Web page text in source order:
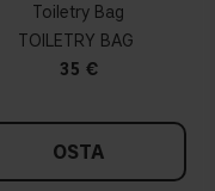
Toiletry Bag
TOILETRY BAG
35 €
OSTA